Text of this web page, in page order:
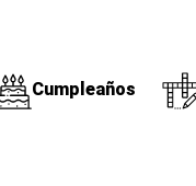
Cumpleaños